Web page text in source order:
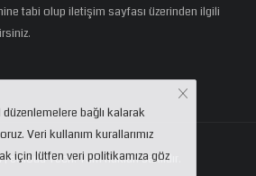
tabi olup iletişim sayfası üzerinden ilgili
Tech. Tüm hakları saklıdır.
bağlı kalarak
Veri kullanım kurallarımız
için lütfen veri politikamıza göz